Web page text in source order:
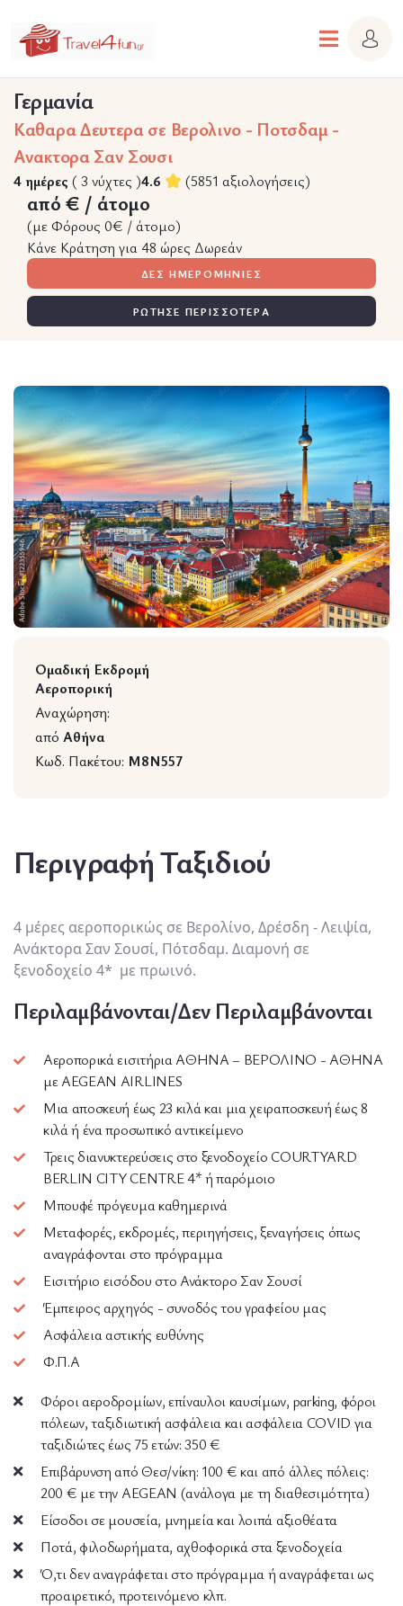
Γερμανία
Καθαρα Δευτερα σε Βερολινο - Ποτσδαμ -
Ανακτορα Σαν Σουσι
4 ημέρες ( 3 νύχτες )4.6 (5851 αξιολογήσεις)
από € / άτομο
(με Φόρους 0€ / άτομο)
Κάνε Κράτηση για 48 ώρες Δωρεάν
ΔΕΣ ΗΜΕΡΟΜΗΝΙΕΣ
ΡΩΤΗΣΕ ΠΕΡΙΣΣΟΤΕΡΑ
Wildlife
Ομαδική Εκδρομή
Αεροπορική
Αναχώρηση:
από Αθήνα
Κωδ. Πακέτου: M8N557
Περιγραφή Ταξιδιού
4 μέρες αεροπορικώς σε Βερολίνο, Δρέσδη - Λειψία,
Ανάκτορα Σαν Σουσί, Πότσδαμ. Διαμονή σε
ξενοδοχείο 4* με πρωινό.
Περιλαμβάνονται/Δεν Περιλαμβάνονται
Αεροπορικά εισιτήρια ΑΘΗΝΑ – ΒΕΡΟΛΙΝΟ - ΑΘΗΝΑ
με AEGEAN AIRLINES
Μια αποσκευή έως 23 κιλά και μια χειραποσκευή έως 8
κιλά ή ένα προσωπικό αντικείμενο
Τρεις διανυκτερεύσεις στο ξενοδοχείο COURTYARD
BERLIN CITY CENTRE 4* ή παρόμοιο
Μπουφέ πρόγευμα καθημερινά
Μεταφορές, εκδρομές, περιηγήσεις, ξεναγήσεις όπως
αναγράφονται στο πρόγραμμα
Εισιτήριο εισόδου στο Ανάκτορο Σαν Σουσί
Έμπειρος αρχηγός - συνοδός του γραφείου μας
Ασφάλεια αστικής ευθύνης
Φ.Π.Α
Φόροι αεροδρομίων, επίναυλοι καυσίμων, parking, φόροι
πόλεων, ταξιδιωτική ασφάλεια και ασφάλεια COVID για
ταξιδιώτες έως 75 ετών: 350 €
Επιβάρυνση από Θεσ/νίκη: 100 € και από άλλες πόλεις:
200 € με την AEGEAN (ανάλογα με τη διαθεσιμότητα)
Είσοδοι σε μουσεία, μνημεία και λοιπά αξιοθέατα
Ποτά, φιλοδωρήματα, αχθοφορικά στα ξενοδοχεία
Ό,τι δεν αναγράφεται στο πρόγραμμα ή αναγράφεται ως
προαιρετικό, προτεινόμενο κλπ.